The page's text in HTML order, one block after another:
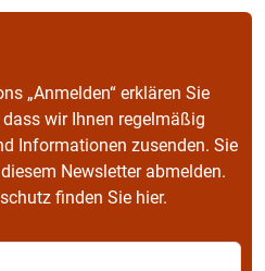
„Anmelden“ erklären Sie
wir Ihnen regelmäßig
Informationen zusenden. Sie
Newsletter abmelden.
finden Sie hier.